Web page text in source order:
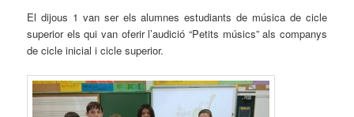
El dijous 1 van ser els alumnes estudiants de música de cicle
superior els qui van oferir l’audició “Petits músics” als companys
de cicle inicial i cicle superior.